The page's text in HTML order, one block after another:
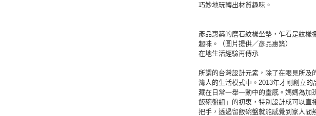
巧妙地玩轉出材質趣味。
彥品惠築的磨石紋樣坐墊，乍看是紋
趣味。（圖片提供／彥品惠築）
在地生活經驗再傳承
所謂的台灣設計元素，除了在眼見所及
灣人的生活模式中。2013年才剛創立
藏在日常一舉一動中的靈感。媽媽為加
飯碗盤組」的初衷，特別設計成可以直
把手，透過留飯碗盤就能感覺到家人間